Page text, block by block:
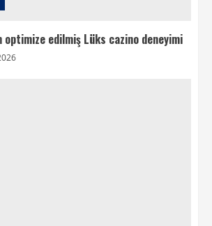
edilmiş Lüks cazino deneyimi